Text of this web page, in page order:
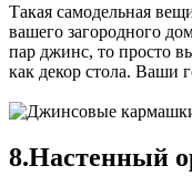
Такая самодельная
вашего загородного
пар джинс, то просто
как декор стола. Ваши
8.Настенный